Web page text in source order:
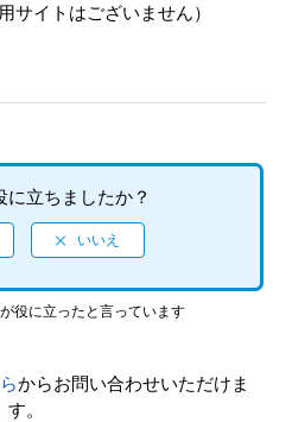
リマスター】インターネット
リマスター】ゲームの進行状
リマスター】PS3版との違い
サイトはございません）
に立ちましたか？
役に立ったと言っています
からお問い合わせいただけま
す。